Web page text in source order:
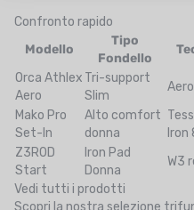
Confronto rapido
Modello
Tipo
Fondello
Orca Athlex
Aero
Tri-support
Slim
Mako Pro
Set-In
Alto comfort
donna
Iron
Z3R0D
Start
Iron Pad
Donna
W3
Vedi tutti i prodotti
Scopri la nostra selezione